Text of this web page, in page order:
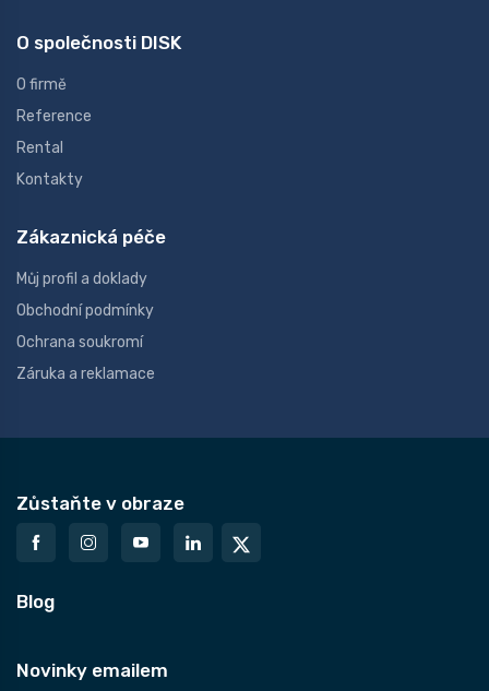
O společnosti DISK
O firmě
Reference
Rental
Kontakty
Zákaznická péče
Můj profil a doklady
Obchodní podmínky
Ochrana soukromí
Záruka a reklamace
Zůstaňte v obraze
Blog
Novinky emailem